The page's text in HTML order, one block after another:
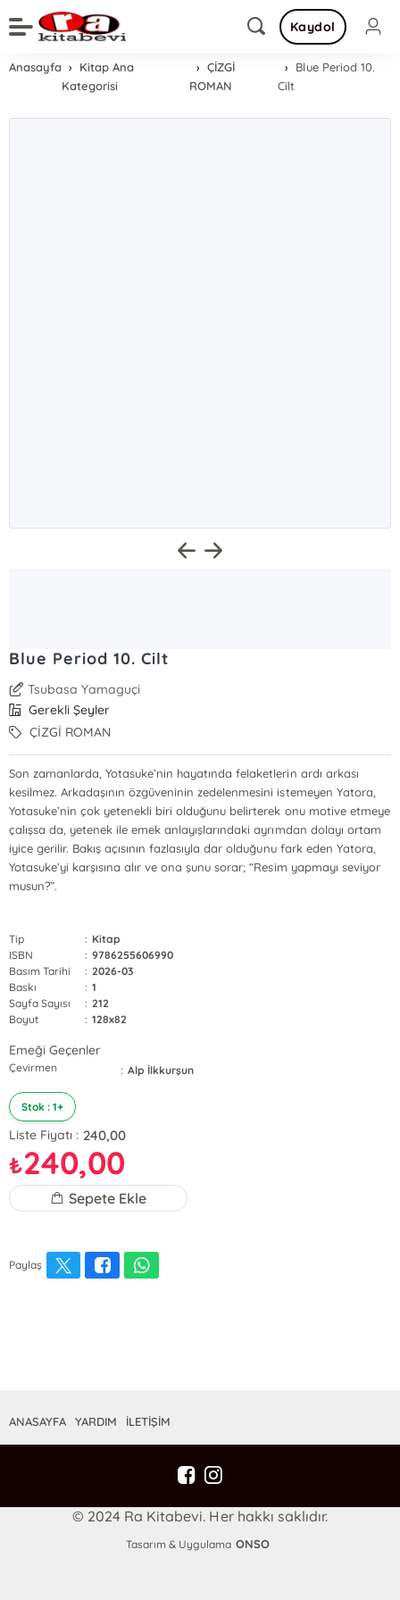
Kaydol
Anasayfa
Kitap Ana
Kategorisi
ÇİZGİ
ROMAN
Blue Period 10.
Cilt
Blue Period 10. Cilt
Tsubasa Yamaguçi
Gerekli Şeyler
ÇİZGİ ROMAN
Son zamanlarda, Yotasuke’nin hayatında felaketlerin ardı arkası
kesilmez. Arkadaşının özgüveninin zedelenmesini istemeyen Yatora,
Yotasuke’nin çok yetenekli biri olduğunu belirterek onu motive etmeye
çalışsa da, yetenek ile emek anlayışlarındaki ayrımdan dolayı ortam
iyice gerilir. Bakış açısının fazlasıyla dar olduğunu fark eden Yatora,
Yotasuke’yi karşısına alır ve ona şunu sorar; “Resim yapmayı seviyor
musun?”.
Tip : Kitap
ISBN
: 9786255606990
Basım Tarihi
: 2026-03
Baskı
: 1
Sayfa Sayısı
: 212
Boyut
: 128x82
Emeği Geçenler
Çevirmen : Alp İlkkurşun
Stok : 1+
Liste Fiyatı : 240,00
₺240,00
Sepete Ekle
Paylaş
ANASAYFA YARDIM İLETİŞİM
© 2024 Ra Kitabevi. Her hakkı saklıdır.
Tasarım & Uygulama ONSO